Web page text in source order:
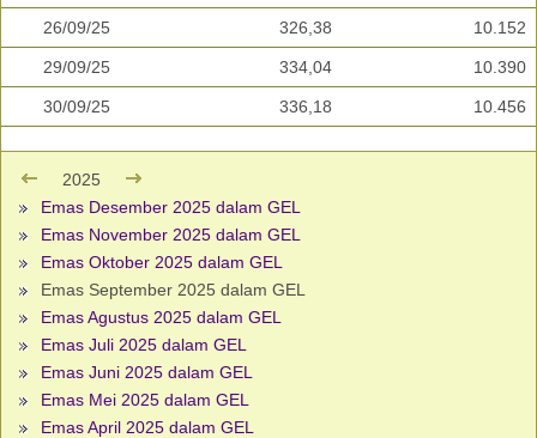
26/09/25 326,38 10.152
29/09/25 334,04 10.390
30/09/25 336,18 10.456
2025
Emas Desember 2025 dalam GEL
Emas November 2025 dalam GEL
Emas Oktober 2025 dalam GEL
Emas September 2025 dalam GEL
Emas Agustus 2025 dalam GEL
Emas Juli 2025 dalam GEL
Emas Juni 2025 dalam GEL
Emas Mei 2025 dalam GEL
Emas April 2025 dalam GEL